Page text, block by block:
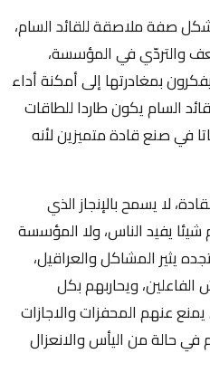
صفة ملاصقة للقائد السام،
والتردّي في المؤسسة،
بمغادرتها إلى أمكنة أداء
السام يكون طاردا للطاقات
في صنع قادة متميزين لأنه
لا يسمح بالإنجاز الذي
شيئا يفيد الناس، ولا المؤسسة
يثير المشاكل والعراقيل،
ويحاربهم بكل
يمنع عنهم المحفزات والاجازات
حالة من اليأس والانعزال